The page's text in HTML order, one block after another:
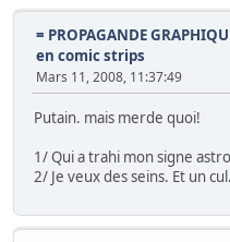
= PROPAGANDE
en comic strips
Mars 11, 2008, 11:37:49
Putain. mais merde quoi!
1/ Qui a trahi mon signe
2/ Je veux des seins. Et un cul.